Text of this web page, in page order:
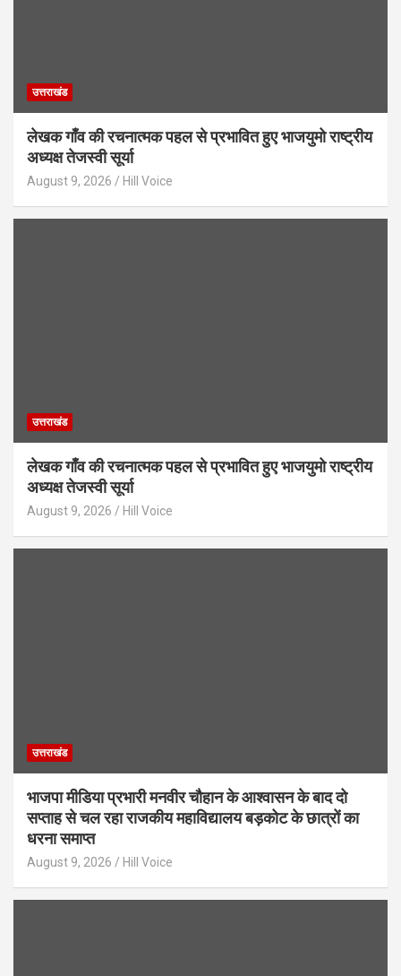
उत्तराखंड
लेखक गाँव की रचनात्मक पहल से प्रभावित हुए भाजयुमो राष्ट्रीय
अध्यक्ष तेजस्वी सूर्या
August 9, 2026 Hill Voice
उत्तराखंड
लेखक गाँव की रचनात्मक पहल से प्रभावित हुए भाजयुमो राष्ट्रीय
अध्यक्ष तेजस्वी सूर्या
August 9, 2026 Hill Voice
उत्तराखंड
भाजपा मीडिया प्रभारी मनवीर चौहान के आश्वासन के बाद दो
सप्ताह से चल रहा राजकीय महाविद्यालय बड़कोट के छात्रों का
धरना समाप्त
August 9, 2026 Hill Voice